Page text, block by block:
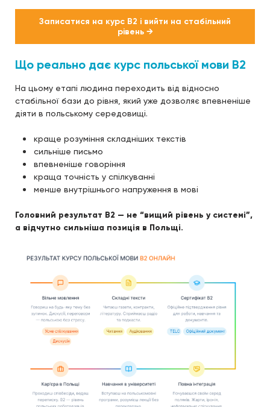
Записатися на курс B2 і вийти на стабільний
рівень →
Що реально дає курс польської мови B2
На цьому етапі людина переходить від відносно
стабільної бази до рівня, який уже дозволяє впевненіше
діяти в польському середовищі.
краще розуміння складніших текстів
сильніше письмо
впевненіше говоріння
краща точність у спілкуванні
менше внутрішнього напруження в мові
Головний результат B2 — не “вищий рівень у системі”,
а відчутно сильніша позиція в Польщі.